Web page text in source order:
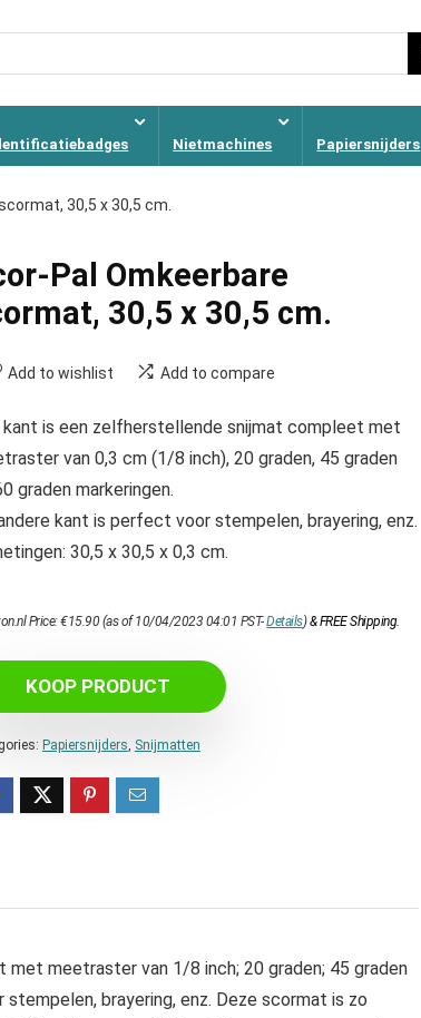
Nietmachines Papiersnijders
30,5 x 30,5 cm.
Pal Omkeerbare
30,5 x 30,5 cm.
Add to wishlist Add to compare
kant is een zelfherstellende snijmat compleet met
van 0,3 cm (1/8 inch), 20 graden, 45 graden
graden markeringen.
kant is perfect voor stempelen, brayering, enz.
30,5 x 30,5 x 0,3 cm.
Price:€15.90(as of 10/04/2023 04:01 PST-Details)&FREE Shipping.
KOOP PRODUCT
Papiersnijders, Snijmatten
meetraster van 1/8 inch; 20 graden; 45 graden
brayering, enz. Deze scormat is zo